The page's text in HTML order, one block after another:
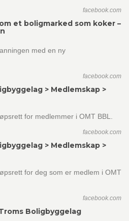
facebook.com
et boligmarked som koker –
med en ny
facebook.com
> Medlemskap >
for medlemmer i OMT BBL.
facebook.com
> Medlemskap >
for deg som er medlem i OMT
facebook.com
Boligbyggelag